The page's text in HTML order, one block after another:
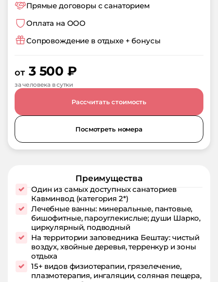
Прямые договоры с санаторием
Оплата на ООО
Сопровождение в отдыхе + бонусы
от 3 500 ₽
за человека в сутки
Рассчитать стоимость
Посмотреть номера
Преимущества
Один из самых доступных санаториев
Кавминвод (категория 2*)
Лечебные ванны: минеральные, пантовые,
бишофитные, пароуглекислые; души Шарко,
циркулярный, подводный
На территории заповедника Бештау: чистый
воздух, хвойные деревья, терренкур и зоны
отдыха
15+ видов физиотерапии, грязелечение,
плазмотерапия, ингаляции, соляная пещера,